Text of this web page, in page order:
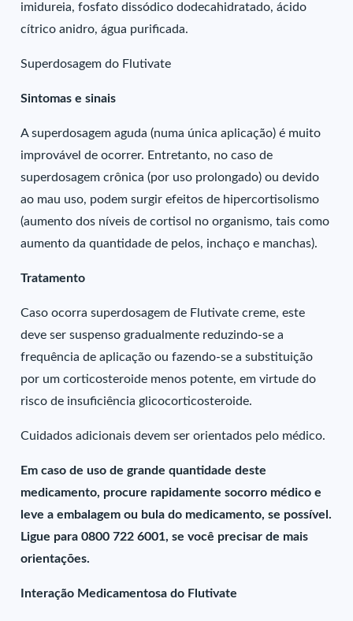
imidureia, fosfato dissódico dodecahidratado, ácido
cítrico anidro, água purificada.
Superdosagem do Flutivate
Sintomas e sinais
A superdosagem aguda (numa única aplicação) é muito
improvável de ocorrer. Entretanto, no caso de
superdosagem crônica (por uso prolongado) ou devido
ao mau uso, podem surgir efeitos de hipercortisolismo
(aumento dos níveis de cortisol no organismo, tais como
aumento da quantidade de pelos, inchaço e manchas).
Tratamento
Caso ocorra superdosagem de Flutivate creme, este
deve ser suspenso gradualmente reduzindo-se a
frequência de aplicação ou fazendo-se a substituição
por um corticosteroide menos potente, em virtude do
risco de insuficiência glicocorticosteroide.
Cuidados adicionais devem ser orientados pelo médico.
Em caso de uso de grande quantidade deste
medicamento, procure rapidamente socorro médico e
leve a embalagem ou bula do medicamento, se possível.
Ligue para 0800 722 6001, se você precisar de mais
orientações.
Interação Medicamentosa do Flutivate